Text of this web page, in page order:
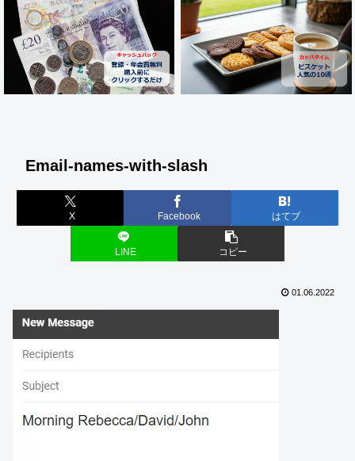
Email-names-with-slash
X Facebook はてブ
LINE コピー
01.06.2022